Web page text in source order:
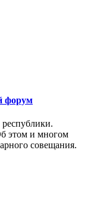
форум
республики.
этом и многом
совещания.